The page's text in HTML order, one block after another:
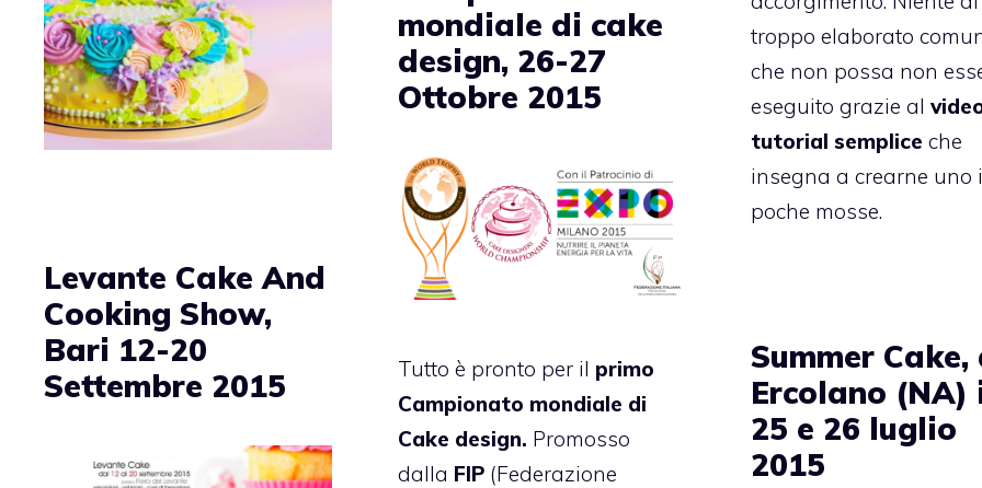
troppo elaborato
che non possa non
eseguito grazie al
tutorial semplice che
insegna a crearne uno
poche mosse.
mondiale di cake
design, 26-27
Ottobre 2015
Tutto è pronto per il primo
Campionato mondiale di
Cake design. Promosso
dalla FIP(Federazione
Levante Cake And
Cooking Show,
Bari 12-20
Settembre 2015
Summer Cake,
Ercolano (NA)
25 e 26 luglio
2015